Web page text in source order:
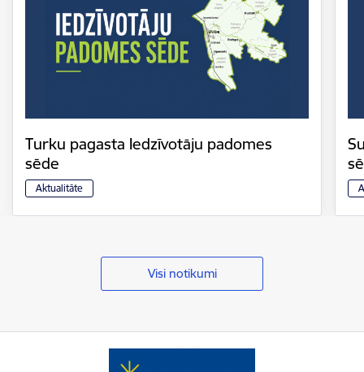
Turku pagasta Iedzīvotāju padomes
sēde
Aktualitāte
Visi notikumi